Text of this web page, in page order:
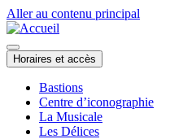
Aller au contenu principal
Horaires et accès
Bastions
Centre d’iconographie
La Musicale
Les Délices